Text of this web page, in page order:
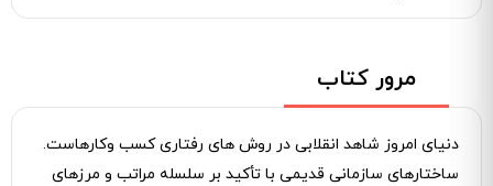
مرور کتاب
دنیای امروز شاهد انقلابی در روش ‌های رفتاری کسب ‌وکارهاست.
ساختارهای سازمانی قدیمی با تأکید بر سلسله‌ مراتب و مرزهای